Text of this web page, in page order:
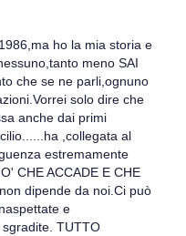
ho la mia storia e
meno SAI
che se ne parli,ognuno
solo dire che
anche dai primi
,collegata al
estremamente
CHE ACCADE E CHE
dipende da noi.Ci può
e
TUTTO